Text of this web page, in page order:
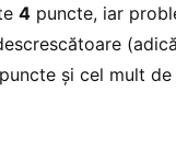
4 puncte, iar
puncte și cel mult de